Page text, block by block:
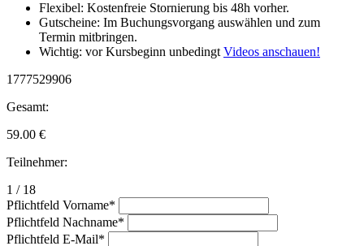
Flexibel: Kostenfreie Stornierung bis 48h vorher.
Gutscheine: Im Buchungsvorgang auswählen und zum
Termin mitbringen.
Wichtig: vor Kursbeginn unbedingtVideos anschauen!
1777529906
Gesamt:
59.00 €
Teilnehmer:
1 / 18
Pflichtfeld Vorname*
Pflichtfeld Nachname*
Pflichtfeld E-Mail*